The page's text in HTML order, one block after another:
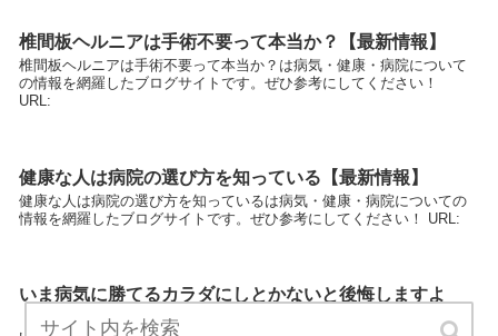
椎間板ヘルニアは手術不要って本当か？【最新情報】
椎間板ヘルニアは手術不要って本当か？は病気・健康・病院について
の情報を網羅したブログサイトです。ぜひ参考にしてください！
URL:
健康な人は病院の選び方を知っている【最新情報】
健康な人は病院の選び方を知っているは病気・健康・病院についての
情報を網羅したブログサイトです。ぜひ参考にしてください！ URL:
いま病気に勝てるカラダにしとかないと後悔しますよ